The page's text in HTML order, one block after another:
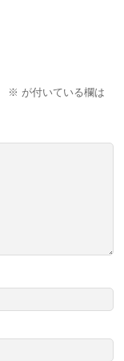
※ が付いている欄は